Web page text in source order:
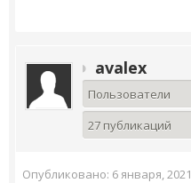
avalex
Пользователи
27 публикаций
Опубликовано: 6 января, 2021